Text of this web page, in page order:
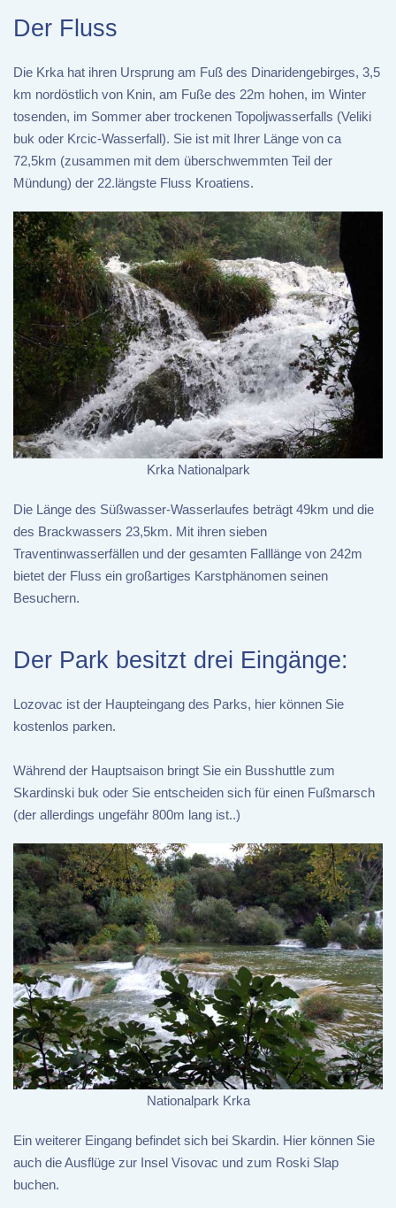
Der Fluss
Die Krka hat ihren Ursprung am Fuß des Dinaridengebirges, 3,5
km nordöstlich von Knin, am Fuße des 22m hohen, im Winter
tosenden, im Sommer aber trockenen Topoljwasserfalls (Veliki
buk oder Krcic-Wasserfall). Sie ist mit Ihrer Länge von ca
72,5km (zusammen mit dem überschwemmten Teil der
Mündung) der 22.längste Fluss Kroatiens.
Krka Nationalpark
Die Länge des Süßwasser-Wasserlaufes beträgt 49km und die
des Brackwassers 23,5km. Mit ihren sieben
Traventinwasserfällen und der gesamten Falllänge von 242m
bietet der Fluss ein großartiges Karstphänomen seinen
Besuchern.
Der Park besitzt drei Eingänge:
Lozovac ist der Haupteingang des Parks, hier können Sie
kostenlos parken.
Während der Hauptsaison bringt Sie ein Busshuttle zum
Skardinski buk oder Sie entscheiden sich für einen Fußmarsch
(der allerdings ungefähr 800m lang ist..)
Nationalpark Krka
Ein weiterer Eingang befindet sich bei Skardin. Hier können Sie
auch die Ausflüge zur Insel Visovac und zum Roski Slap
buchen.